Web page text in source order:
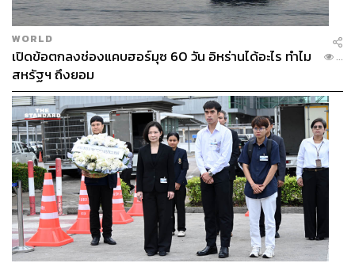
WORLD
เปิดข้อตกลงช่องแคบฮอร์มุซ 60 วัน อิหร่านได้อะไร ทำไม
สหรัฐฯ ถึงยอม
...